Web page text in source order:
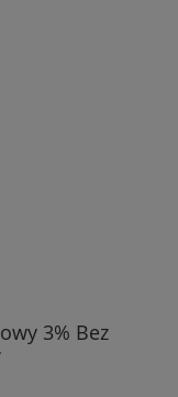
3% Bez